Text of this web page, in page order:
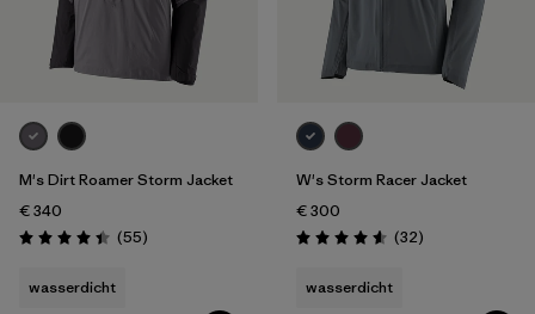
M's Dirt Roamer Storm Jacket
€ 340
Bewertung: 4.4 / 5
(55Rezensionen
)
wasserdicht
W's Storm Racer Jacket
€ 300
Bewertung: 4.6 / 5
(32Rezensionen
)
wasserdicht